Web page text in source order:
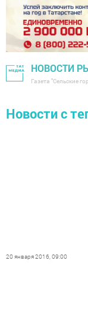
НОВОСТИ
Газета "Сельские
Новости с
20 января 2016, 09:00